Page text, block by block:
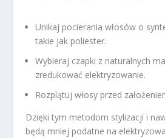
Unikaj pocierania włosów o
takie jak poliester.
Wybieraj czapki z naturalnych
zredukować elektryzowanie.
Rozplątuj włosy przed
Dzięki tym metodom stylizacji i
będą mniej podatne na